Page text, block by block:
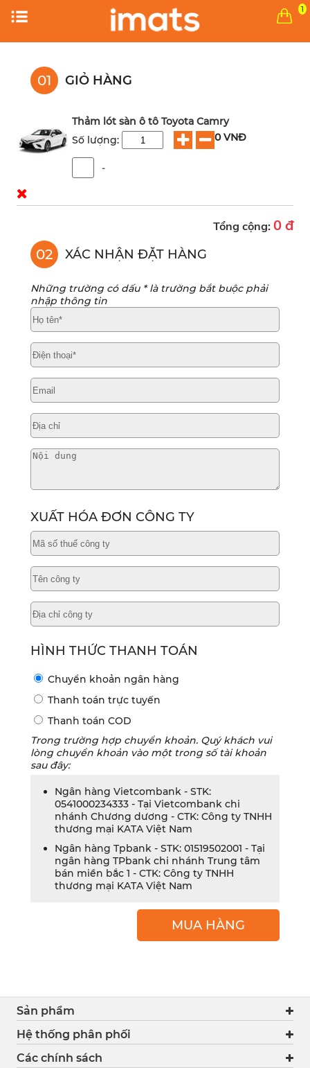
1
01 GIỎ HÀNG
Thảm lót sàn ô tô Toyota Camry
0 VNĐ
Số lượng:
-
Tổng cộng: 0 đ
02 XÁC NHẬN ĐẶT HÀNG
Những trường có dấu * là trường bắt buộc phải
nhập thông tin
XUẤT HÓA ĐƠN CÔNG TY
HÌNH THỨC THANH TOÁN
Chuyển khoản ngân hàng
Thanh toán trực tuyến
Thanh toán COD
Trong trường hợp chuyển khoản. Quý khách vui
lòng chuyển khoản vào một trong số tài khoản
sau đây:
Ngân hàng Vietcombank - STK:
0541000234333 - Tại Vietcombank chi
nhánh Chương dương - CTK: Công ty TNHH
thương mại KATA Việt Nam
Ngân hàng Tpbank - STK: 01519502001 - Tại
ngân hàng TPbank chi nhánh Trung tâm
bán miền bắc 1 - CTK: Công ty TNHH
thương mại KATA Việt Nam
MUA HÀNG
Sản phẩm
Hệ thống phân phối
Các chính sách